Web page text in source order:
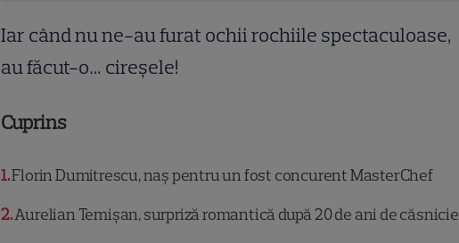
Iar când nu ne-au furat ochii rochiile spectaculoase,
au făcut-o… cireșele!
Cuprins
1Florin Dumitrescu, naș pentru un fost concurent MasterChef
2Aurelian Temișan, surpriză romantică după 20 de ani de căsnicie